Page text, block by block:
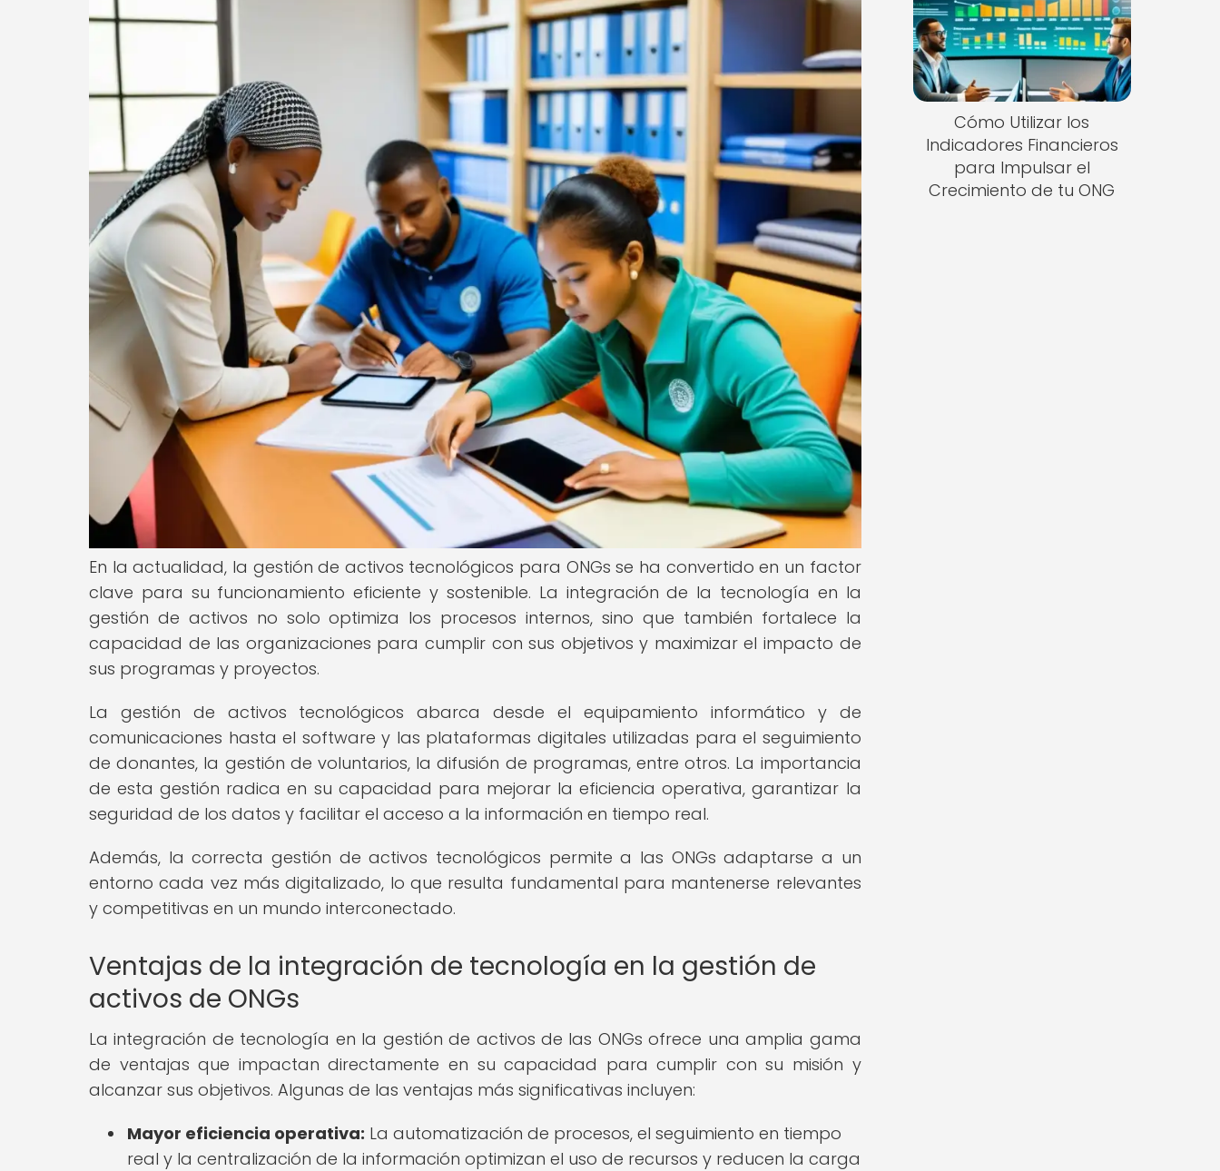
En la actualidad, la gestión de activos tecnológicos para ONGs se ha convertido en un factor
clave para su funcionamiento eficiente y sostenible. La integración de la tecnología en la
gestión de activos no solo optimiza los procesos internos, sino que también fortalece la
capacidad de las organizaciones para cumplir con sus objetivos y maximizar el impacto de
sus programas y proyectos.
La gestión de activos tecnológicos abarca desde el equipamiento informático y de
comunicaciones hasta el software y las plataformas digitales utilizadas para el seguimiento
de donantes, la gestión de voluntarios, la difusión de programas, entre otros. La importancia
de esta gestión radica en su capacidad para mejorar la eficiencia operativa, garantizar la
seguridad de los datos y facilitar el acceso a la información en tiempo real.
Además, la correcta gestión de activos tecnológicos permite a las ONGs adaptarse a un
entorno cada vez más digitalizado, lo que resulta fundamental para mantenerse relevantes
y competitivas en un mundo interconectado.
Ventajas de la integración de tecnología en la gestión de
activos de ONGs
La integración de tecnología en la gestión de activos de las ONGs ofrece una amplia gama
de ventajas que impactan directamente en su capacidad para cumplir con su misión y
alcanzar sus objetivos. Algunas de las ventajas más significativas incluyen:
Mayor eficiencia operativa: La automatización de procesos, el seguimiento en tiempo
real y la centralización de la información optimizan el uso de recursos y reducen la carga
Cómo Utilizar los
Indicadores Financieros
para Impulsar el
Crecimiento de tu ONG